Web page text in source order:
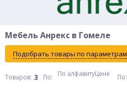
Мебель Анрекс в Гомеле
Подобрать товары по параметрам
Товаров: 3 По: По алфавитуЦене По: